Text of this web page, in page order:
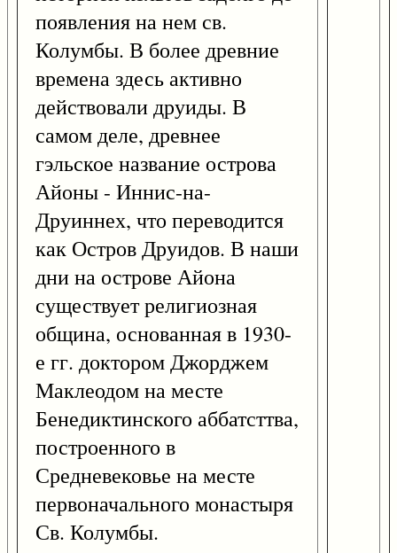
появления на нем св.
Колумбы. В более древние
времена здесь активно
действовали друиды. В
самом деле, древнее
гэльское название острова
Айоны - Иннис-на-
Друиннех, что переводится
как Остров Друидов. В наши
дни на острове Айона
существует религиозная
община, основанная в 1930-
е гг. доктором Джорджем
Маклеодом на месте
Бенедиктинского аббатсттва,
построенного в
Средневековье на месте
первоначального монастыря
Св. Колумбы.